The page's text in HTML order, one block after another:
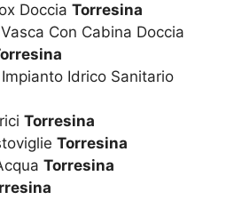
Doccia Torresina
Con Cabina Doccia
Idrico Sanitario
Torresina
Torresina
Torresina